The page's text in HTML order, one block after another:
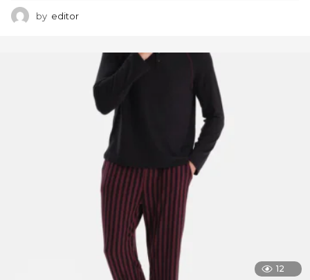
by editor
12